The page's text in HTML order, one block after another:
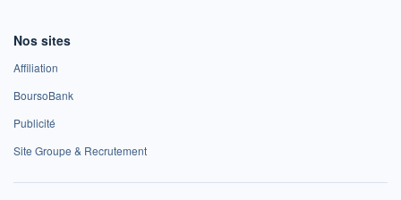
Nos sites
Affiliation
BoursoBank
Publicité
Site Groupe & Recrutement